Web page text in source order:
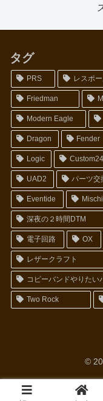
タグ
PRS レスポ
Friedman
Modern Eagle
Dragon Fender
Logic Custom24
UAD2 パーツ交
Eventide
深夜の２時間DTM
電子回路 OX
レザークラフト
コピーバンドやりたい
Two Rock
©